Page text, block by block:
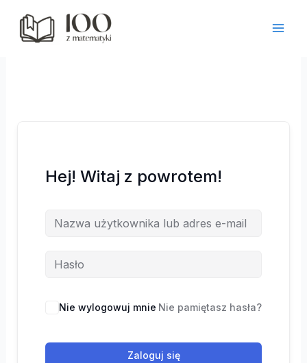
treści
Hej! Witaj z powrotem!
Nie wylogowuj mnie Nie pamiętasz hasła?
Zaloguj się